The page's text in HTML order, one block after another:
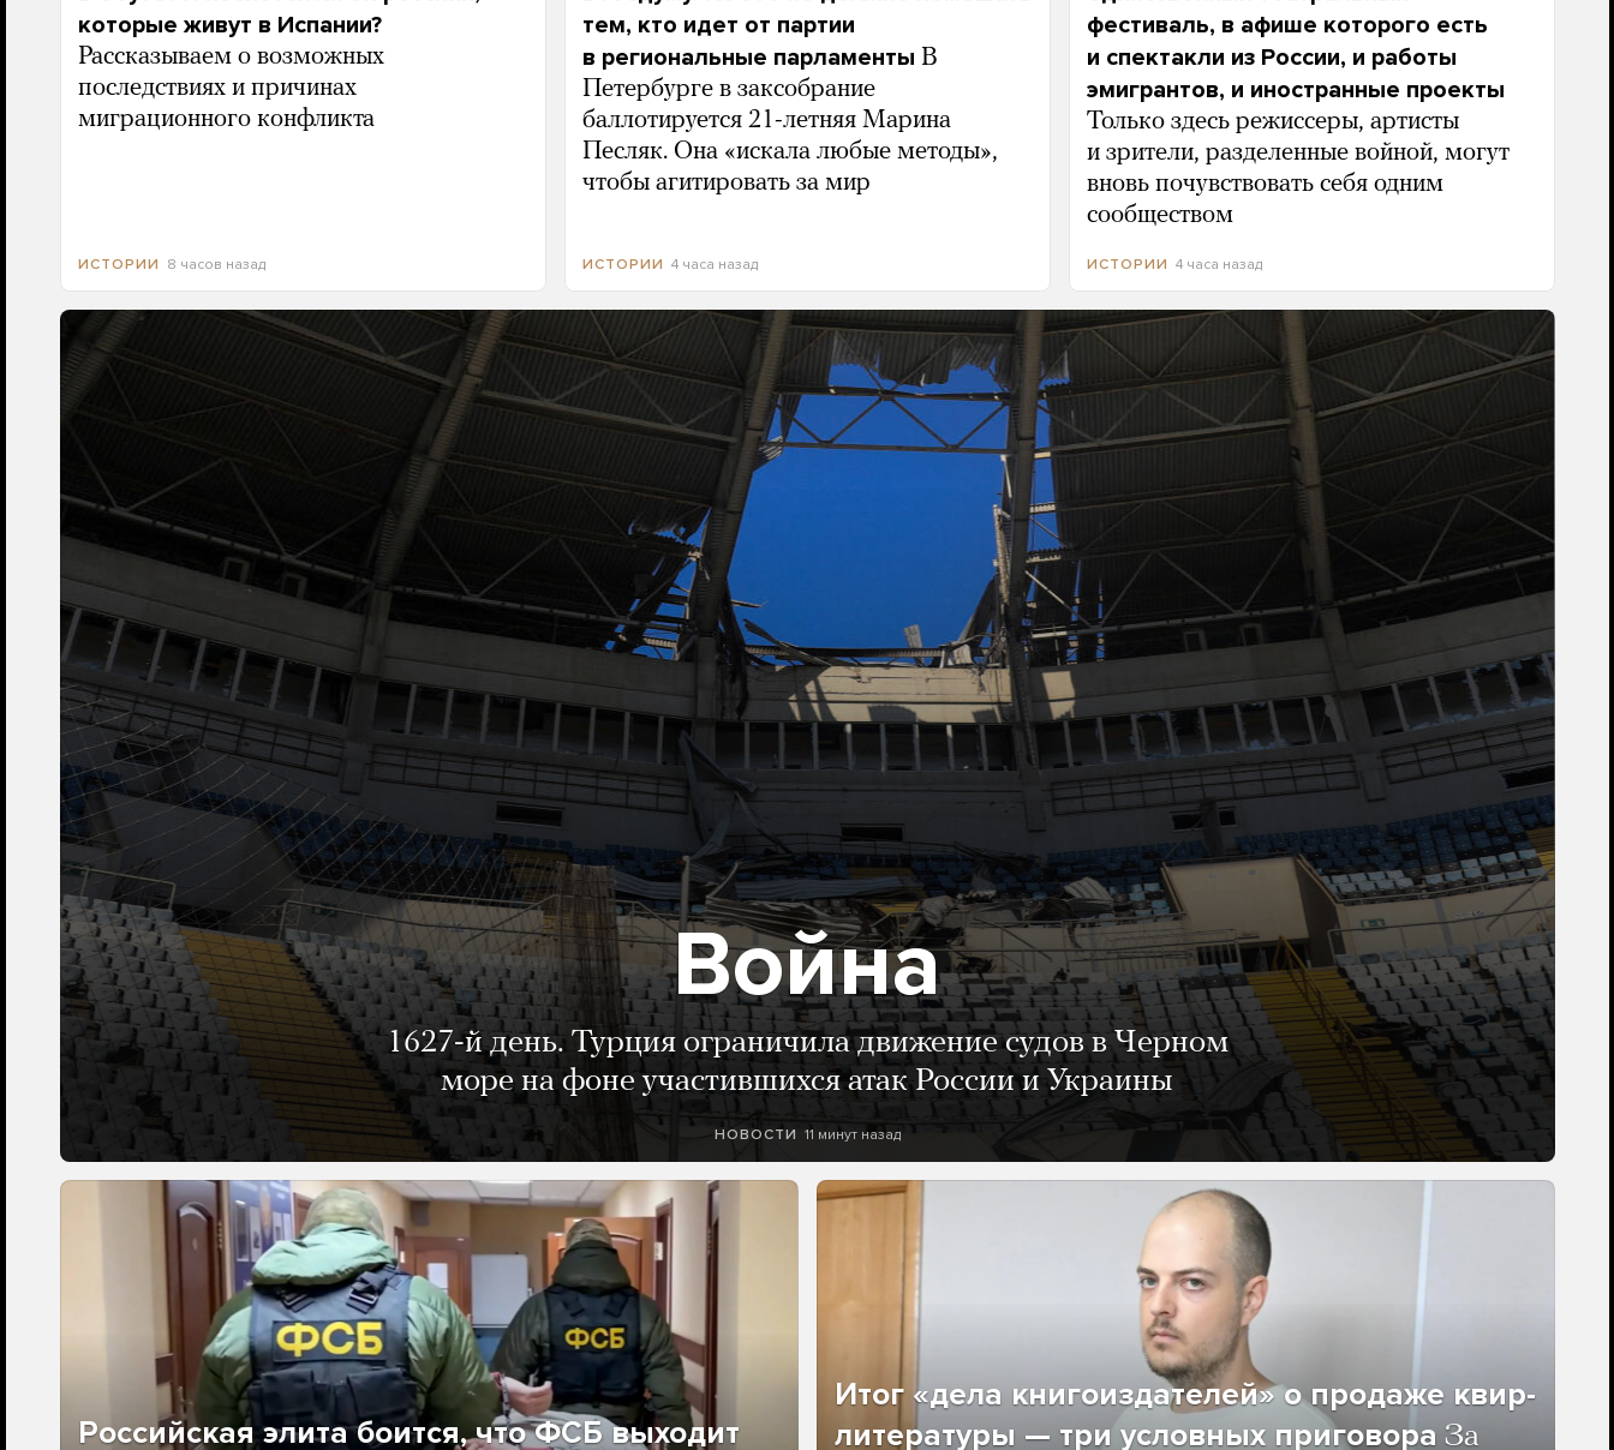
которые живут в Испании?
Рассказываем о возможных
последствиях и причинах
миграционного конфликта
ИСТОРИИ 8 часов назад
тем, кто идет от партии
в региональные парламенты В
Петербурге в заксобрание
баллотируется 21-летняя Марина
Песляк. Она «искала любые методы»,
чтобы агитировать за мир
ИСТОРИИ 4 часа назад
фестиваль, в афише которого есть
и спектакли из России, и работы
эмигрантов, и иностранные проекты
Только здесь режиссеры, артисты
и зрители, разделенные войной, могут
вновь почувствовать себя одним
сообществом
ИСТОРИИ 4 часа назад
Война
1627-й день. Турция ограничила движение судов в Черном
море на фоне участившихся атак России и Украины
НОВОСТИ 11 минут назад
Российская элита боится, что ФСБ выходит
Итог «дела книгоиздателей» о продаже квир-
литературы — три условных приговора За